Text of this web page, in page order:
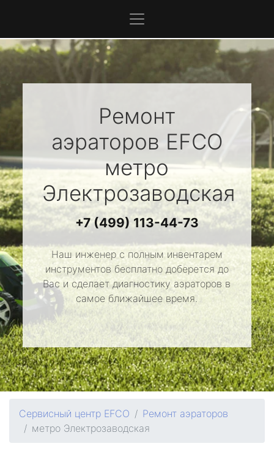
Ремонт
аэраторов EFCO
метро
Электрозаводская
+7 (499) 113-44-73
Наш инженер с полным инвентарем
инструментов бесплатно доберется до
Вас и сделает диагностику аэраторов в
самое ближайшее время.
Сервисный центр EFCO
Ремонт аэраторов
метро Электрозаводская